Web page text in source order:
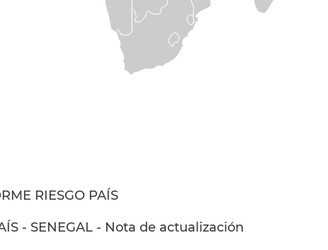
RIESGO PAÍS
- SENEGAL - Nota de actualización